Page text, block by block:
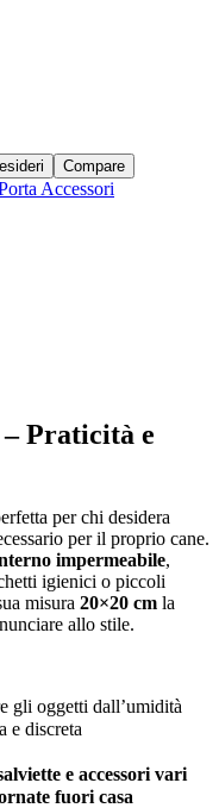
Compare
Accessori
Praticità e
per chi desidera
per il proprio cane.
impermeabile,
igienici o piccoli
misura 20×20 cm la
allo stile.
gli oggetti dall’umidità
e discreta
e accessori vari
fuori casa